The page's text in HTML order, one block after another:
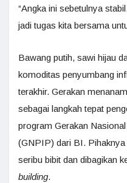
“Angka ini sebetulnya
jadi tugas kita bersama
Bawang putih, sawi hijau
komoditas penyumbang
terakhir. Gerakan
sebagai langkah tepat
program Gerakan
(GNPIP) dari BI. Pihaknya
seribu bibit dan dibagikan
building.